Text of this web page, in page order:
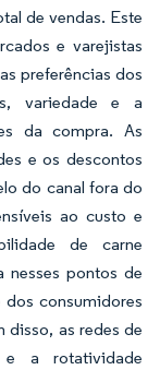
de vendas. Este
e varejistas
preferências dos
variedade e a
da compra. As
e os descontos
do canal fora do
ao custo e
de carne
nesses pontos de
consumidores
disso, as redes de
e a rotatividade